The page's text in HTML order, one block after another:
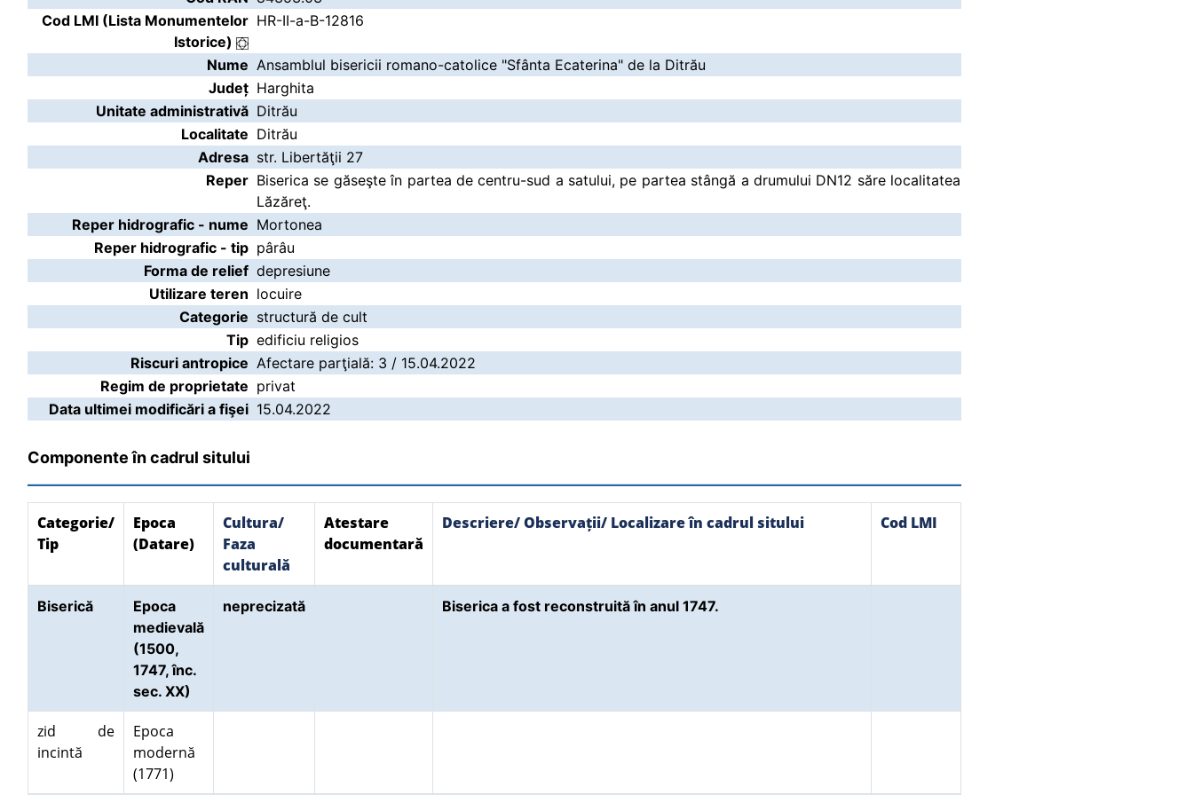
Cod LMI (Lista Monumentelor
Istorice)
HR-II-a-B-12816
Nume Ansamblul bisericii romano-catolice "Sfânta Ecaterina" de la Ditrău
Județ Harghita
Unitate administrativă Ditrău
Localitate Ditrău
Adresa str. Libertăţii 27
Reper Biserica se găseşte în partea de centru-sud a satului, pe partea stângă a drumului DN12 săre localitatea
Lăzăreţ.
Reper hidrografic - nume Mortonea
Reper hidrografic - tip pârâu
Forma de relief depresiune
Utilizare teren locuire
Categorie structură de cult
Tip edificiu religios
Riscuri antropice Afectare parţială: 3 / 15.04.2022
Regim de proprietate privat
Data ultimei modificări a fişei 15.04.2022
Componente în cadrul sitului
Categorie/
Tip
Epoca
(Datare)
Cultura/
Faza
culturală
Atestare
documentară
Descriere/ Observații/ Localizare în cadrul sitului Cod LMI
Biserică
Epoca
medievală
(1500,
1747, înc.
sec. XX)
neprecizată Biserica a fost reconstruită în anul 1747.
zid de
incintă
Epoca
modernă
(1771)